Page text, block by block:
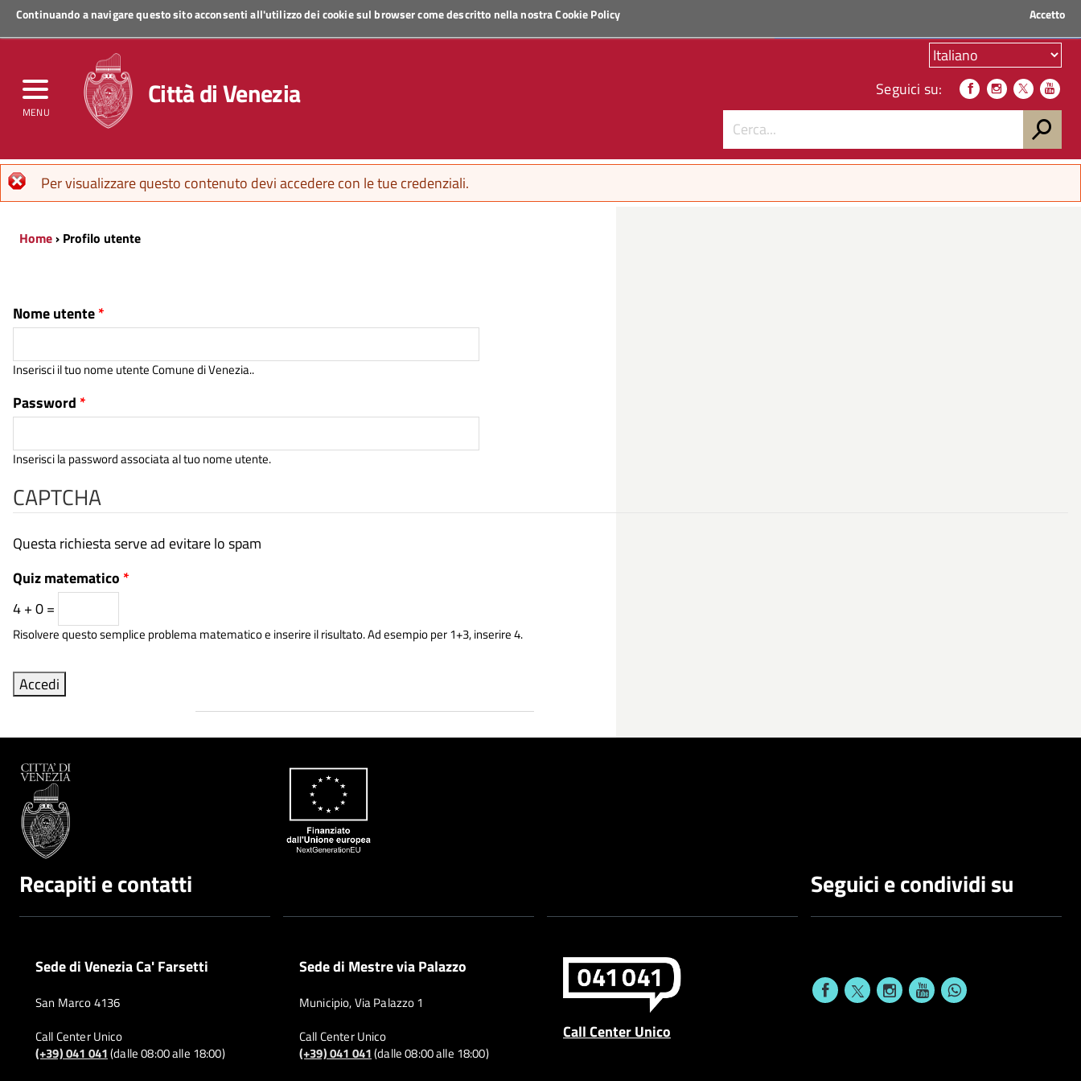
Continuando a navigare questo sito acconsenti all'utilizzo dei cookie sul browser come descritto nella nostraCookie Policy Accetto
MENU
Regione Veneto
Città di Venezia Seguici su:
Messaggio di errore
Per visualizzare questo contenuto devi accedere con le tue credenziali.
Home› Profilo utente
Nome utente*
Inserisci il tuo nome utente Comune di Venezia..
Password *
Inserisci la password associata al tuo nome utente.
CAPTCHA
Questa richiesta serve ad evitare lo spam
Quiz matematico *
4 + 0 =
Risolvere questo semplice problema matematico e inserire il risultato. Ad esempio per 1+3, inserire 4.
Recapiti e contatti
Sede di Venezia Ca' Farsetti
San Marco 4136
Call Center Unico
(+39) 041 041(dalle 08:00 alle 18:00)
Sede di Mestre via Palazzo
Municipio, Via Palazzo 1
Call Center Unico
(+39) 041 041(dalle 08:00 alle 18:00)
Call Center Unico
Seguici e condividi su